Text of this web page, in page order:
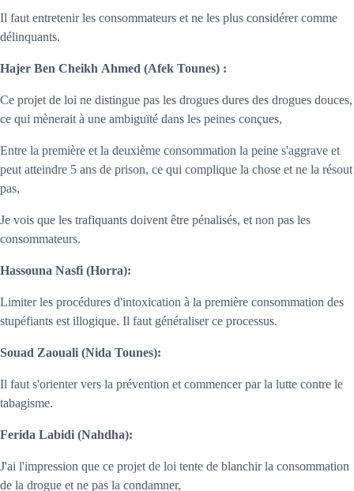
Il faut entretenir les consommateurs et ne les plus considérer comme
délinquants.
Hajer Ben Cheikh Ahmed (Afek Tounes) :
Ce projet de loi ne distingue pas les drogues dures des drogues douces,
ce qui mènerait à une ambiguïté dans les peines conçues,
Entre la première et la deuxième consommation la peine s'aggrave et
peut atteindre 5 ans de prison, ce qui complique la chose et ne la résout
pas,
Je vois que les trafiquants doivent être pénalisés, et non pas les
consommateurs.
Hassouna Nasfi(Horra):
Limiter les procédures d'intoxication à la première consommation des
stupéfiants est illogique. Il faut généraliser ce processus.
Souad Zaouali(Nida Tounes):
Il faut s'orienter vers la prévention et commencer par la lutte contre le
tabagisme.
Ferida Labidi(Nahdha):
J'ai l'impression que ce projet de loi tente de blanchir la consommation
de la drogue et ne pas la condamner,